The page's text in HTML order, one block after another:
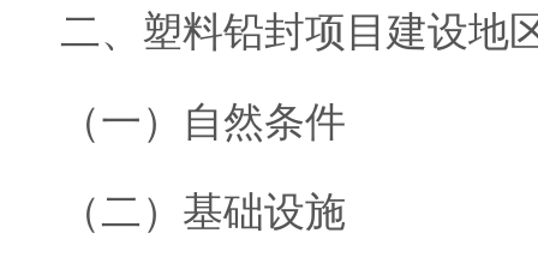
二、塑料铅封项目建设地
（一）自然条件
（二）基础设施